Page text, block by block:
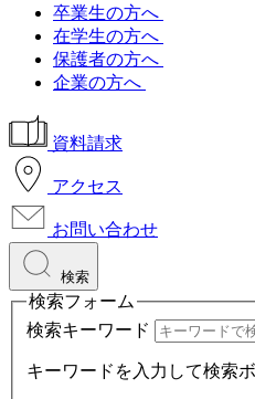
卒業生の方へ
在学生の方へ
保護者の方へ
企業の方へ
資料請求
アクセス
お問い合わせ
検索
検索フォーム
検索キーワード
キーワードを入力して検索